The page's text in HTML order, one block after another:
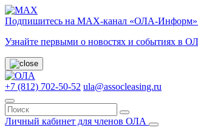
Подпишитесь на МАХ-канал «ОЛА-
Узнайте первыми о новостях и событиях в
+7 (812) 702-50-52 ula@assocleasing.ru
Личный кабинет для членов ОЛА